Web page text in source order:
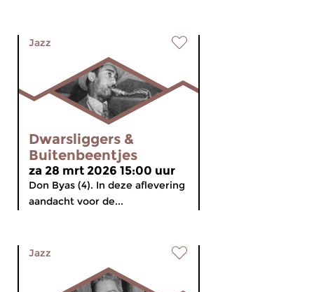
Jazz
Dwarsliggers &
Buitenbeentjes
za 28 mrt 2026 15:00 uur
Don Byas (4). In deze aflevering
aandacht voor de...
Jazz